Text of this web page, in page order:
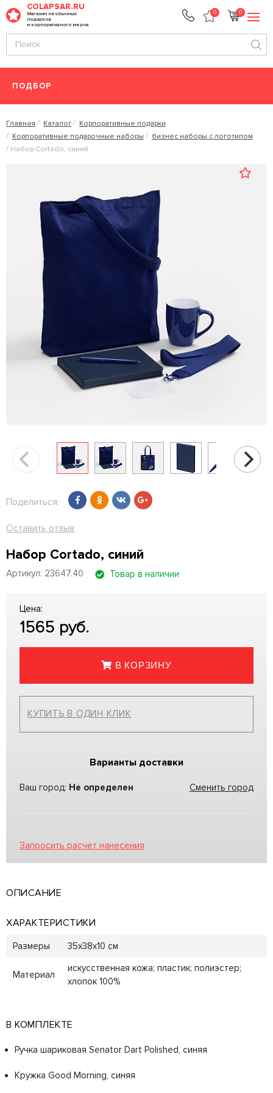
COLAPSAR.RU
Магазин необычных
подарков
и корпоративного мерча
0 0
ПОДБОР
Главная Каталог
Корпоративные подарки
Корпоративные подарочные наборы
бизнес наборы с логотипом
Набор Cortado, синий
Поделиться:
Оставить отзыв
Набор Cortado, синий
Артикул: 23647.40 Товар в наличии
Цена:
1565 руб.
В КОРЗИНУ
КУПИТЬ В ОДИН КЛИК
Варианты доставки
Ваш город: Не определен Сменить город
Запросить расчет нанесения
ОПИСАНИЕ
ХАРАКТЕРИСТИКИ
Размеры 35х38х10 см
Материал
искусственная кожа; пластик; полиэстер;
хлопок 100%
В КОМПЛЕКТЕ
Ручка шариковая Senator Dart Polished, синяя
Кружка Good Morning, синяя